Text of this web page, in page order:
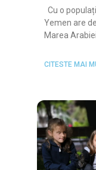
Cu o
Yemen are
Marea
CITESTE MAI